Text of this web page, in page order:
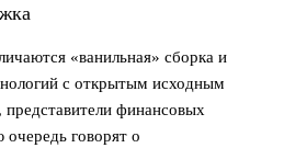
«ванильная» сборка и
с открытым исходным
финансовых
очередь говорят о